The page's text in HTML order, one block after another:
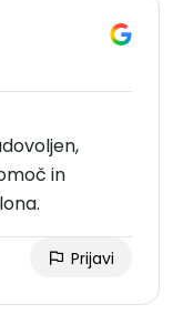
in
Prijavi